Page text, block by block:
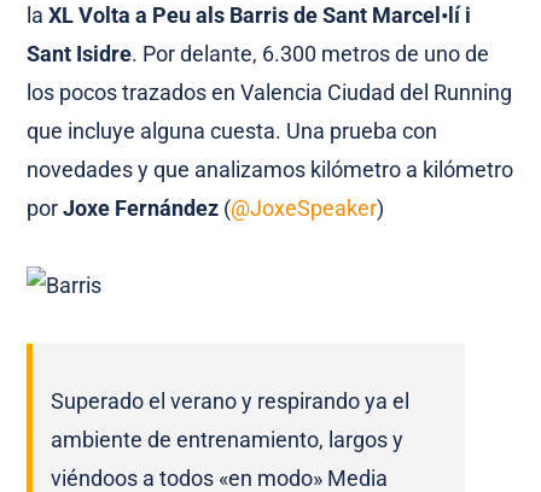
laXL Volta a Peu als Barris de Sant Marcel•lí i
Sant Isidre. Por delante, 6.300 metros de uno de
los pocos trazados en Valencia Ciudad del Running
que incluye alguna cuesta. Una prueba con
novedades y que analizamos kilómetro a kilómetro
porJoxe Fernández (@JoxeSpeaker)
Superado el verano y respirando ya el
ambiente de entrenamiento, largos y
viéndoos a todos «en modo» Media